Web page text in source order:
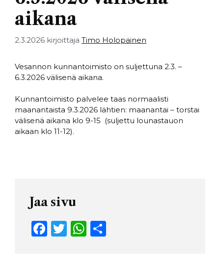
aikana
2.3.2026 kirjoittaja Timo Holopainen
Vesannon kunnantoimisto on suljettuna 2.3. –
6.3.2026 välisenä aikana.
Kunnantoimisto palvelee taas normaalisti
maanantaista 9.3.2026 lähtien: maanantai – torstai
välisenä aikana klo 9-15 (suljettu lounastauon
aikaan klo 11-12).
Jaa sivu
F
T
W